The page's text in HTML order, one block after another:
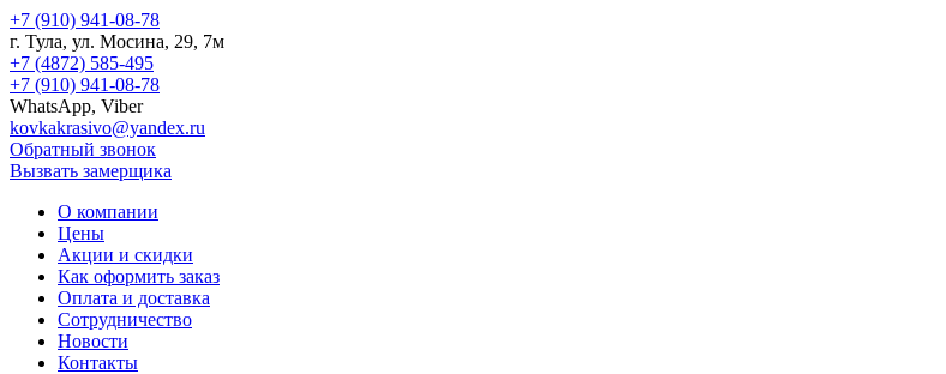
+7 (910) 941-08-78
г. Тула, ул. Мосина, 29, 7м
+7 (4872) 585-495
+7 (910) 941-08-78
WhatsApp, Viber
kovkakrasivo@yandex.ru
Обратный звонок
Вызвать замерщика
О компании
Цены
Акции и скидки
Как оформить заказ
Оплата и доставка
Сотрудничество
Новости
Контакты